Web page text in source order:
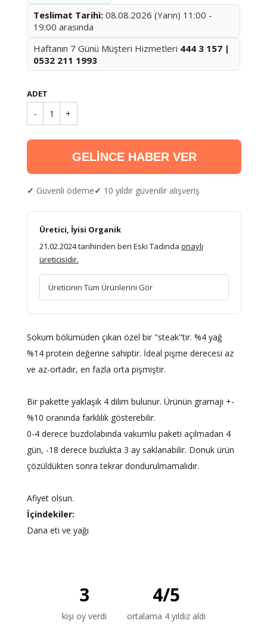
Teslimat Tarihi: 08.08.2026 (Yarın) 11:00 -
19:00 arasında
Haftanın 7 Günü Müşteri Hizmetleri 444 3 157 |
0532 211 1993
ADET
- 1 +
GELİNCE HABER VER
Güvenli ödeme 10 yıldır güvenilir alışveriş
Üretici, İyisi Organik
21.02.2024 tarihinden beri Eski Tadında onaylı
üreticisidir.
Üreticinin Tüm Ürünlerini Gör
Sokum bölümüden çıkan özel bir "steak"tir. %4 yağ
%14 protein değerine sahiptir. İdeal pişme derecesi az
ve az-ortadır, en fazla orta pişmiştir.
Bir pakette yaklaşık 4 dilim bulunur. Ürünün gramajı +-
%10 oranında farklılık gösterebilir.
0-4 derece buzdolabında vakumlu paketi açılmadan 4
gün, -18 derece buzlukta 3 ay saklanabilir. Donuk ürün
çözüldükten sonra tekrar dondurulmamalıdır.
Afiyet olsun.
İçindekiler:
Dana eti ve yağı
3
kişi oy verdi
4/5
ortalama 4 yıldız aldı